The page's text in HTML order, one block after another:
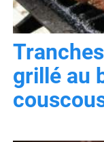
grillé au